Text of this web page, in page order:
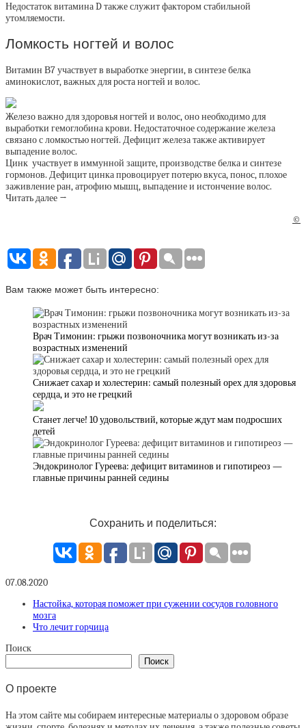
Недостаток витамина D также служит фактором стабильной
утомляемости.
Ломкость ногтей и волос
Витамин В7 участвует в выработке энергии, в синтезе белка
аминокислот, важных для роста ногтей и волос.
Железо важно для здоровья ногтей и волос, оно необходимо для
выработки гемоглобина крови. Недостаточное содержание железа
связано с ломкостью ногтей. Дефицит железа также активирует
выпадение волос.
Цинк участвует в иммунной защите, производстве белка и синтезе
гормонов. Дефицит цинка провоцирует потерю вкуса, понос, плохое
заживление ран, атрофию мышц, выпадение и истончение волос.
Читать далее →
©
Вам также может быть интересно:
Врач Тимонин: грыжи позвоночника могут возникать из-за
возрастных изменений
Снижает сахар и холестерин: самый полезный орех для здоровья
сердца, и это не грецкий
Станет легче! 10 удовольствий, которые ждут мам подросших
детей
Эндокринолог Гуреева: дефицит витаминов и гипотиреоз —
главные причины ранней седины
Сохранить и поделиться:
07.08.2020
Настойка, которая поможет при сужении сосудов головного
мозга
Что лечит горчица
Поиск
Поиск
О проекте
На этом сайте мы собираем интересные материалы о здоровом образе